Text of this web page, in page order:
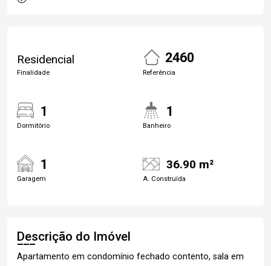
Residencial
Finalidade
2460
Referência
1
Dormitório
1
Banheiro
1
Garagem
36.90 m²
A. Construída
Descrição do Imóvel
Apartamento em condomínio fechado contento, sala em